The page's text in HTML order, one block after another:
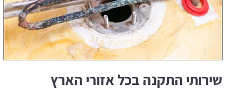
שירותי התקנה בכל אזורי הארץ